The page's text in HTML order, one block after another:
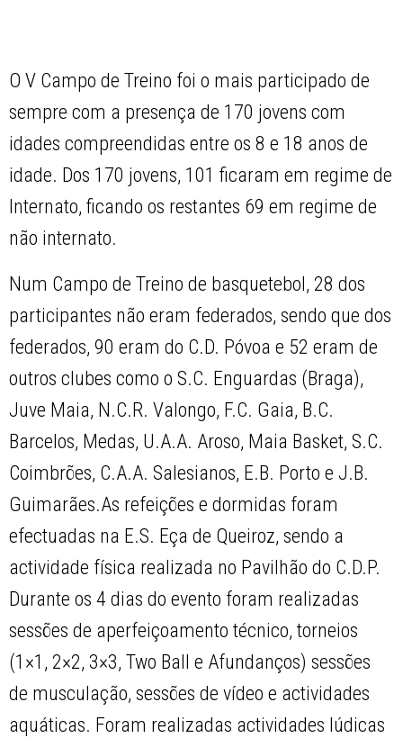
O V Campo de Treino foi o mais participado de
sempre com a presença de 170 jovens com
idades compreendidas entre os 8 e 18 anos de
idade. Dos 170 jovens, 101 ficaram em regime de
Internato, ficando os restantes 69 em regime de
não internato.
Num Campo de Treino de basquetebol, 28 dos
participantes não eram federados, sendo que dos
federados, 90 eram do C.D. Póvoa e 52 eram de
outros clubes como o S.C. Enguardas (Braga),
Juve Maia, N.C.R. Valongo, F.C. Gaia, B.C.
Barcelos, Medas, U.A.A. Aroso, Maia Basket, S.C.
Coimbrões, C.A.A. Salesianos, E.B. Porto e J.B.
Guimarães.As refeições e dormidas foram
efectuadas na E.S. Eça de Queiroz, sendo a
actividade física realizada no Pavilhão do C.D.P.
Durante os 4 dias do evento foram realizadas
sessões de aperfeiçoamento técnico, torneios
(1×1, 2×2, 3×3, Two Ball e Afundanços) sessões
de musculação, sessões de vídeo e actividades
aquáticas. Foram realizadas actividades lúdicas